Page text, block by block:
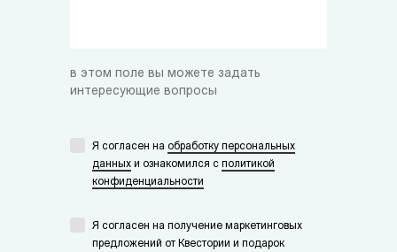
в этом поле вы можете задать
интересующие вопросы
Я согласен на обработку персональных
данных и ознакомился с политикой
конфиденциальности
Я согласен на получение маркетинговых
предложений от Квестории и подарок